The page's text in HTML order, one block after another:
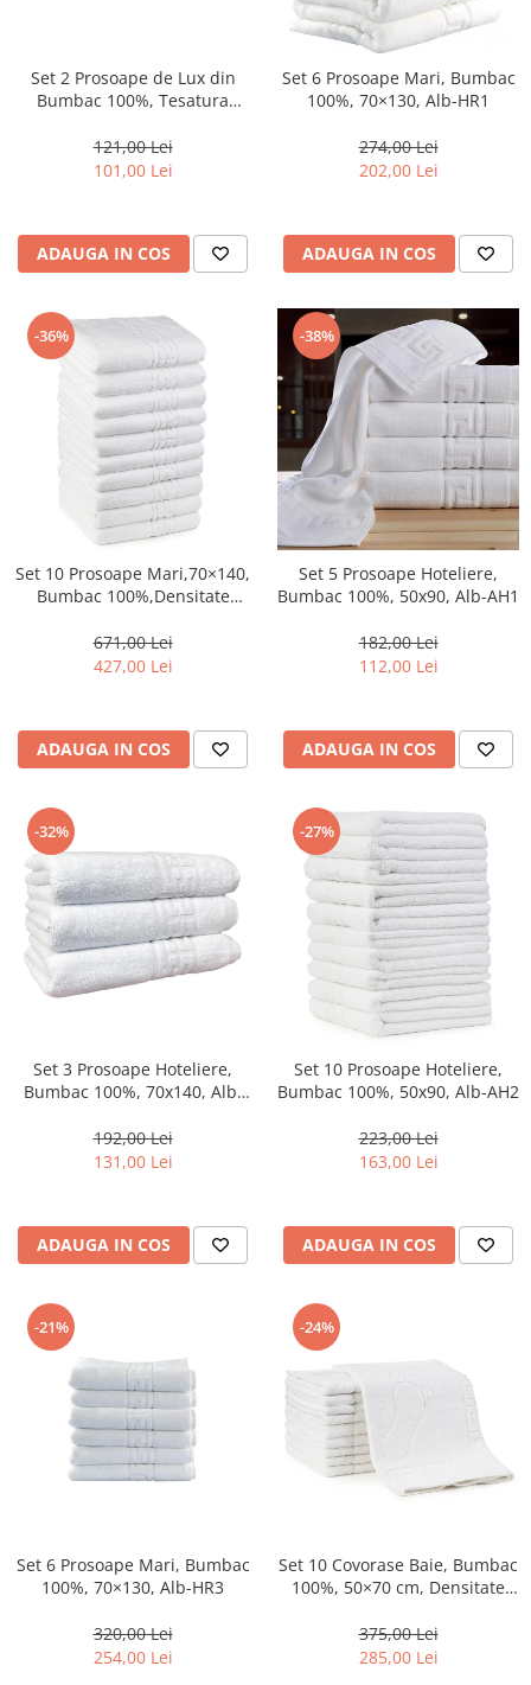
Set 2 Prosoape de Lux din
Bumbac 100%, Tesatura
121,00 Lei
101,00 Lei
ADAUGA IN COS
Set 6 Prosoape Mari, Bumbac
100%, 70×130, Alb-HR1
274,00 Lei
202,00 Lei
ADAUGA IN COS
-36%
Set 10 Prosoape Mari,70×140,
Bumbac 100%,Densitate
671,00 Lei
427,00 Lei
ADAUGA IN COS
-38%
Set 5 Prosoape Hoteliere,
Bumbac 100%, 50x90, Alb-AH1
182,00 Lei
112,00 Lei
ADAUGA IN COS
-32%
Set 3 Prosoape Hoteliere,
Bumbac 100%, 70x140, Alb-
192,00 Lei
131,00 Lei
ADAUGA IN COS
-27%
Set 10 Prosoape Hoteliere,
Bumbac 100%, 50x90, Alb-AH2
223,00 Lei
163,00 Lei
ADAUGA IN COS
-21%
Set 6 Prosoape Mari, Bumbac
100%, 70×130, Alb-HR3
320,00 Lei
254,00 Lei
-24%
Set 10 Covorase Baie, Bumbac
100%, 50×70 cm, Densitate
375,00 Lei
285,00 Lei